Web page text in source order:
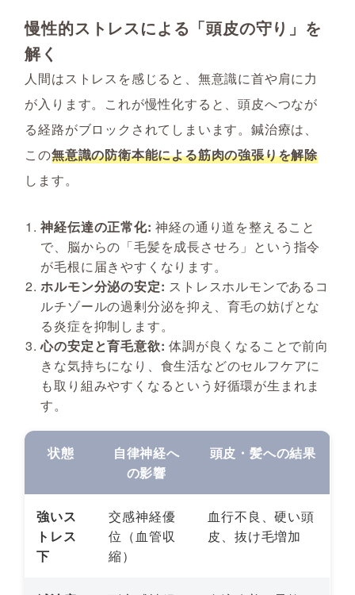
慢性的ストレスによる「頭皮の守り」を
解く
人間はストレスを感じると、無意識に首や肩に力
が入ります。これが慢性化すると、頭皮へつなが
る経路がブロックされてしまいます。鍼治療は、
この無意識の防衛本能による筋肉の強張りを解除
します。
神経伝達の正常化: 神経の通り道を整えること
で、脳からの「毛髪を成長させろ」という指令
が毛根に届きやすくなります。
ホルモン分泌の安定: ストレスホルモンであるコ
ルチゾールの過剰分泌を抑え、育毛の妨げとな
る炎症を抑制します。
心の安定と育毛意欲:体調が良くなることで前向
きな気持ちになり、食生活などのセルフケアに
も取り組みやすくなるという好循環が生まれま
す。
状態
自律神経へ
の影響
頭皮・髪への結果
強いス
トレス
下
交感神経優
位（血管収
縮）
血行不良、硬い頭
皮、抜け毛増加